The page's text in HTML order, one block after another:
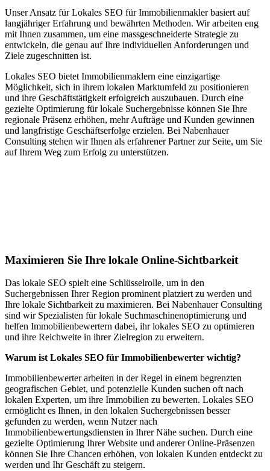
Unser Ansatz für Lokales SEO für Immobilienmakler basiert auf
langjähriger Erfahrung und bewährten Methoden. Wir arbeiten eng
mit Ihnen zusammen, um eine massgeschneiderte Strategie zu
entwickeln, die genau auf Ihre individuellen Anforderungen und
Ziele zugeschnitten ist.
Lokales SEO bietet Immobilienmaklern eine einzigartige
Möglichkeit, sich in ihrem lokalen Marktumfeld zu positionieren
und ihre Geschäftstätigkeit erfolgreich auszubauen. Durch eine
gezielte Optimierung für lokale Suchergebnisse können Sie Ihre
regionale Präsenz erhöhen, mehr Aufträge und Kunden gewinnen
und langfristige Geschäftserfolge erzielen. Bei Nabenhauer
Consulting stehen wir Ihnen als erfahrener Partner zur Seite, um Sie
auf Ihrem Weg zum Erfolg zu unterstützen.
Maximieren Sie Ihre lokale Online-Sichtbarkeit
Das lokale SEO spielt eine Schlüsselrolle, um in den
Suchergebnissen Ihrer Region prominent platziert zu werden und
Ihre lokale Sichtbarkeit zu maximieren. Bei Nabenhauer Consulting
sind wir Spezialisten für lokale Suchmaschinenoptimierung und
helfen Immobilienbewertern dabei, ihr lokales SEO zu optimieren
und ihre Reichweite in ihrer Zielregion zu erweitern.
Warum ist Lokales SEO für Immobilienbewerter wichtig?
Immobilienbewerter arbeiten in der Regel in einem begrenzten
geografischen Gebiet, und potenzielle Kunden suchen oft nach
lokalen Experten, um ihre Immobilien zu bewerten. Lokales SEO
ermöglicht es Ihnen, in den lokalen Suchergebnissen besser
gefunden zu werden, wenn Nutzer nach
Immobilienbewertungsdiensten in Ihrer Nähe suchen. Durch eine
gezielte Optimierung Ihrer Website und anderer Online-Präsenzen
können Sie Ihre Chancen erhöhen, von lokalen Kunden entdeckt zu
werden und Ihr Geschäft zu steigern.